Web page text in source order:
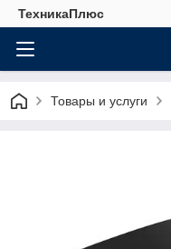
ТехникаПлюс
Товары и услуги